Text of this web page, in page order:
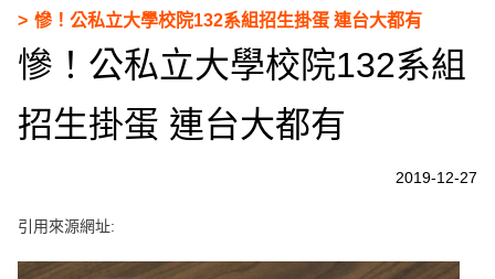
慘！公私立大學校院132系組招生掛蛋 連台大都有
慘！公私立大學校院132系組
招生掛蛋 連台大都有
2019-12-27
引用來源網址: